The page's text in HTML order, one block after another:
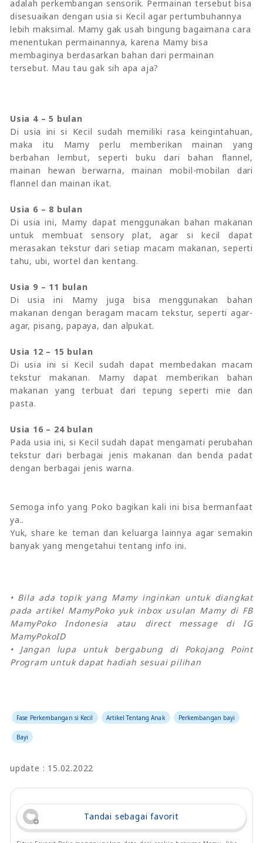
adalah perkembangan sensorik. Permainan tersebut bisa
disesuaikan dengan usia si Kecil agar pertumbuhannya
lebih maksimal. Mamy gak usah bingung bagaimana cara
menentukan permainannya, karena Mamy bisa
membaginya berdasarkan bahan dari permainan
tersebut. Mau tau gak sih apa aja?
Usia 4 – 5 bulan
Di usia ini si Kecil sudah memiliki rasa keingintahuan,
maka itu Mamy perlu memberikan mainan yang
berbahan lembut, seperti buku dari bahan flannel,
mainan hewan berwarna, mainan mobil-mobilan dari
flannel dan mainan ikat.
Usia 6 – 8 bulan
Di usia ini, Mamy dapat menggunakan bahan makanan
untuk membuat sensory plat, agar si kecil dapat
merasakan tekstur dari setiap macam makanan, seperti
tahu, ubi, wortel dan kentang.
Usia 9 – 11 bulan
Di usia ini Mamy juga bisa menggunakan bahan
makanan dengan beragam macam tekstur, seperti agar-
agar, pisang, papaya, dan alpukat.
Usia 12 – 15 bulan
Di usia ini si Kecil sudah dapat membedakan macam
tekstur makanan. Mamy dapat memberikan bahan
makanan yang terbuat dari tepung seperti mie dan
pasta.
Usia 16 – 24 bulan
Pada usia ini, si Kecil sudah dapat mengamati perubahan
tekstur dari berbagai jenis makanan dan benda padat
dengan berbagai jenis warna.
Semoga info yang Poko bagikan kali ini bisa bermanfaat
ya..
Yuk, share ke teman dan keluarga lainnya agar semakin
banyak yang mengetahui tentang info ini.
• Bila ada topik yang Mamy inginkan untuk diangkat
pada artikel MamyPoko yuk inbox usulan Mamy di FB
MamyPoko Indonesia atau direct message di IG
MamyPokoID
• Jangan lupa untuk bergabung di Pokojang Point
Program untuk dapat hadiah sesuai pilihan
Fase Perkembangan si Kecil Artikel Tentang Anak Perkembangan bayi
Bayi
update : 15.02.2022
Tandai sebagai favorit